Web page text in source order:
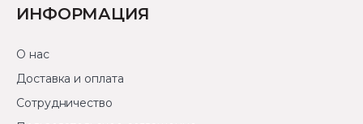
ИНФОРМАЦИЯ
О нас
Доставка и оплата
Сотрудничество